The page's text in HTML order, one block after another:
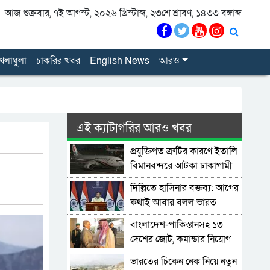
আজ শুক্রবার, ৭ই আগস্ট, ২০২৬ খ্রিস্টাব্দ, ২৩শে শ্রাবণ, ১৪৩৩ বঙ্গাব্দ
চাকরির খবর English News আরও
এই ক্যাটাগরির আরও খবর
প্রযুক্তিগত ত্রুটির কারণে ইতালি
বিমানবন্দরে আটকা ঢাকাগামী
বিমান, ভেতরে আড়াই শতাধিক
যাত্রী
দিল্লিতে হাসিনার বক্তব্য: আগের
কথাই আবার বলল ভারত
বাংলাদেশ-পাকিস্তানসহ ১৩
দেশের জোট, কমান্ডার নিয়োগ
দিল সৌদি আরব
ভারতের চিকেন নেক নিয়ে নতুন